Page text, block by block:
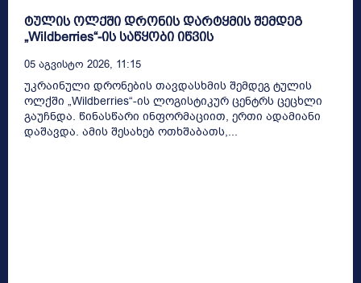
ტულის ოლქში დრონის დარტყმის შემდეგ
„Wildberries“-ის საწყობი იწვის
05 Აგვისტო 2026, 11:15
უკრაინული დრონების თავდასხმის შემდეგ ტულის
ოლქში „Wildberries“-ის ლოგისტიკურ ცენტრს ცეცხლი
გაუჩნდა. წინასწარი ინფორმაციით, ერთი ადამიანი
დაშავდა. ამის შესახებ ოთხშაბათს,...